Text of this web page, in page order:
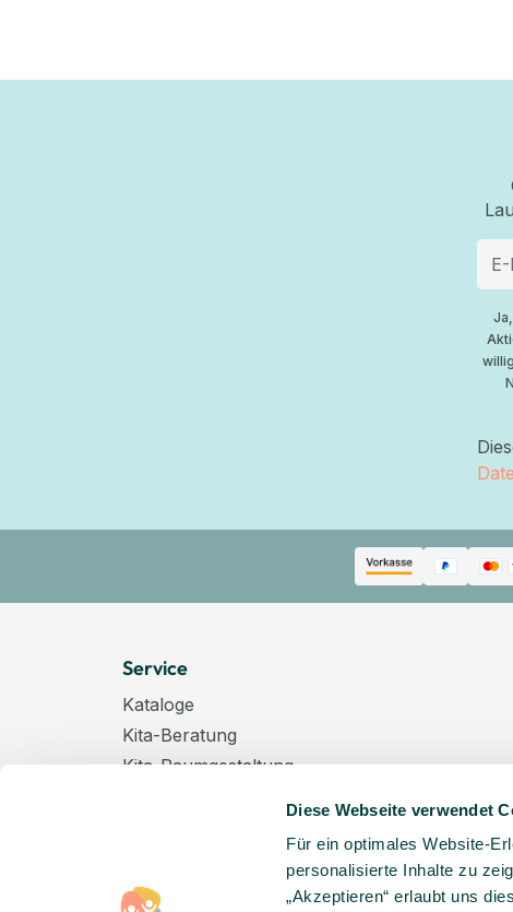
Diese Webseite verwendet
Für ein optimales Website-
personalisierte Inhalte zu
„Akzeptieren“ erlaubt uns
Service
Kataloge
Kita-Beratung
Kita-Raumgestaltung
Windelpauschale